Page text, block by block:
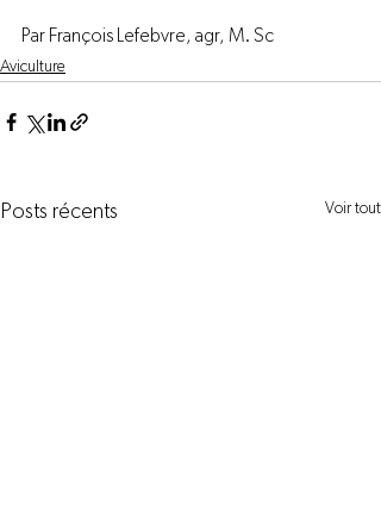
Par François Lefebvre, agr, M. Sc
Aviculture
Posts récents Voir tout